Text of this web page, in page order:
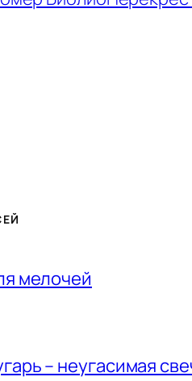
мелочей
– неугасимая